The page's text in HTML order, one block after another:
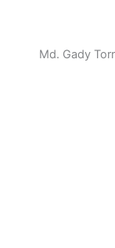
Md. Gady